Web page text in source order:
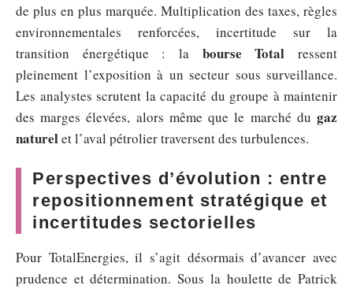
de plus en plus marquée. Multiplication des taxes, règles
environnementales renforcées, incertitude sur la
transition énergétique : la bourse Total ressent
pleinement l’exposition à un secteur sous surveillance.
Les analystes scrutent la capacité du groupe à maintenir
des marges élevées, alors même que le marché du gaz
naturelet l’aval pétrolier traversent des turbulences.
Perspectives d’évolution : entre
repositionnement stratégique et
incertitudes sectorielles
Pour TotalEnergies, il s’agit désormais d’avancer avec
prudence et détermination. Sous la houlette de Patrick